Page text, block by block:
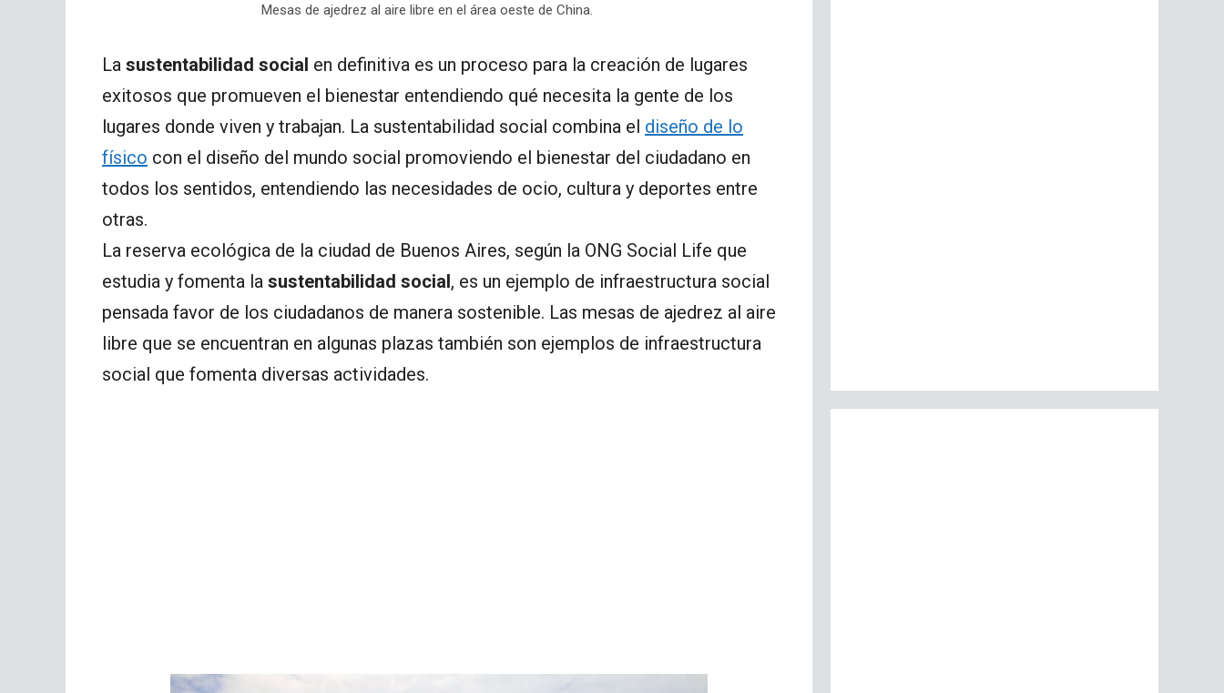
Mesas de ajedrez al aire libre en el área oeste de China.
La sustentabilidad social en definitiva es un proceso para la creación de lugares
exitosos que promueven el bienestar entendiendo qué necesita la gente de los
lugares donde viven y trabajan. La sustentabilidad social combina el diseño de lo
físico con el diseño del mundo social promoviendo el bienestar del ciudadano en
todos los sentidos, entendiendo las necesidades de ocio, cultura y deportes entre
otras.
La reserva ecológica de la ciudad de Buenos Aires, según la ONG Social Life que
estudia y fomenta la sustentabilidad social, es un ejemplo de infraestructura social
pensada favor de los ciudadanos de manera sostenible. Las mesas de ajedrez al aire
libre que se encuentran en algunas plazas también son ejemplos de infraestructura
social que fomenta diversas actividades.